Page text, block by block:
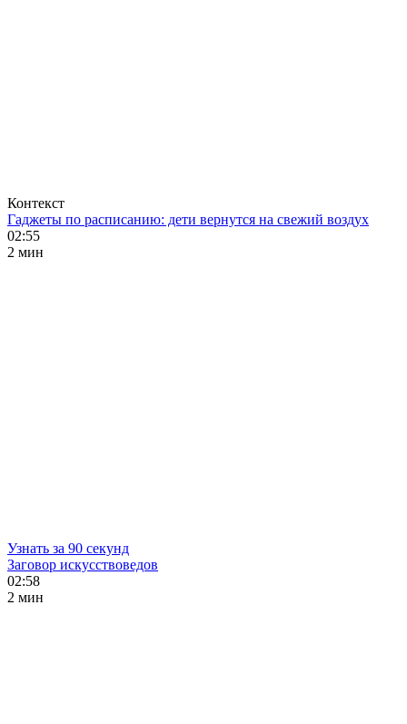
Контекст
Гаджеты по расписанию: дети вернутся на свежий воздух
02:55
2 мин
Узнать за 90 секунд
Заговор искусствоведов
02:58
2 мин